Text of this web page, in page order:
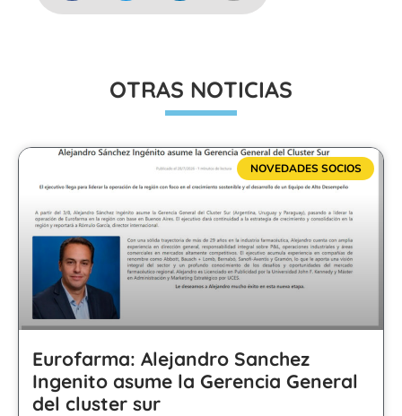
OTRAS NOTICIAS
NOVEDADES SOCIOS
Eurofarma: Alejandro Sanchez
Ingenito asume la Gerencia General
del cluster sur